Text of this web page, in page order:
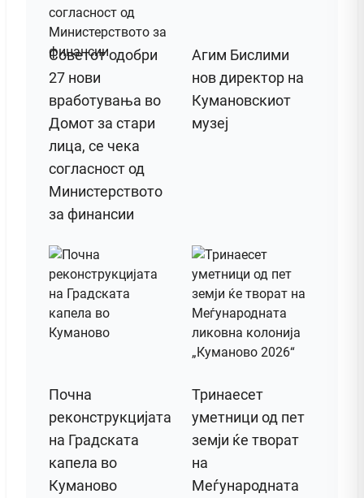
Советот одобри
27 нови
вработувања во
Домот за стари
лица, се чека
согласност од
Министерството
за финансии
Агим Бислими
нов директор на
Кумановскиот
музеј
Почна
реконструкцијата
на Градската
капела во
Куманово
Тринаесет
уметници од пет
земји ќе творат
на
Меѓународната